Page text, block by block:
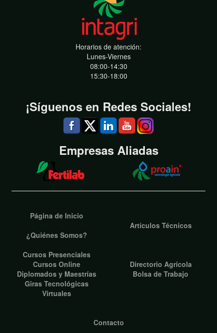
Horarios de atención:
Lunes-Viernes
08:00-14:30
15:30-18:00
¡Síguenos en Redes Sociales!
Empresas Aliadas
Página de Inicio
¿Quiénes Somos?
Artículos Técnicos
Cursos Presenciales
Cursos Online
Diplomados y Maestrías
Giras Tecnológicas
Virtuales
Directorio Agrícola
Bolsa de Trabajo
Contacto